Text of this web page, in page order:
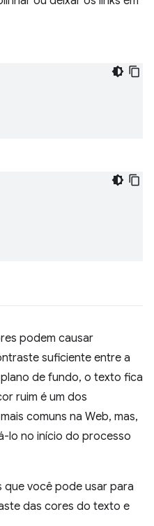
podem causar
suficiente entre a
de fundo, o texto fica
ruim é um dos
comuns na Web, mas,
lo no início do processo
você pode usar para
das cores do texto e